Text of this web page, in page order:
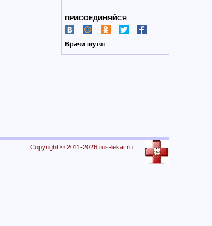
ПРИСОЕДИНЯЙСЯ
Врачи шутят
Copyright © 2011-2026 rus-lekar.ru